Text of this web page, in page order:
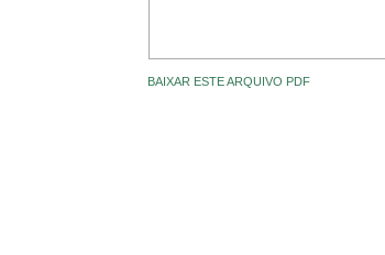
BAIXAR ESTE ARQUIVO PDF